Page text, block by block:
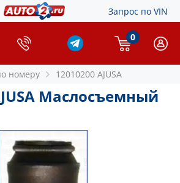
Запрос по VIN
0
номеру 12010200 AJUSA
Маслосъемный